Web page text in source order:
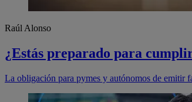
Raúl Alonso
¿Estás preparado para
La obligación para pymes y autónomos de emitir